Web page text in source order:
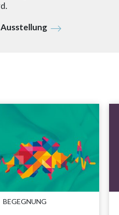
BEGEGNUNG